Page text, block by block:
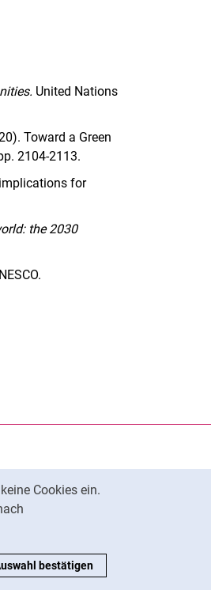
Cookies ein.
bestätigen
United Nations
Toward a Green
2104-2113.
for
the 2030
Fenster)